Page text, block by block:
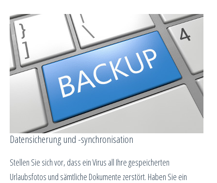
Datensicherung und -synchronisation
Stellen Sie sich vor, dass ein Virus all Ihre gespeicherten
Urlaubsfotos und sämtliche Dokumente zerstört. Haben Sie ein